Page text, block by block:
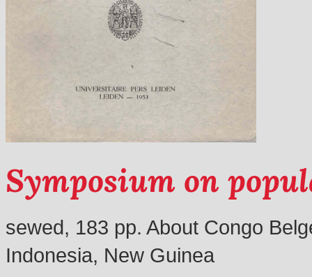
Symposium on
sewed, 183 pp. About Congo
Indonesia, New Guinea